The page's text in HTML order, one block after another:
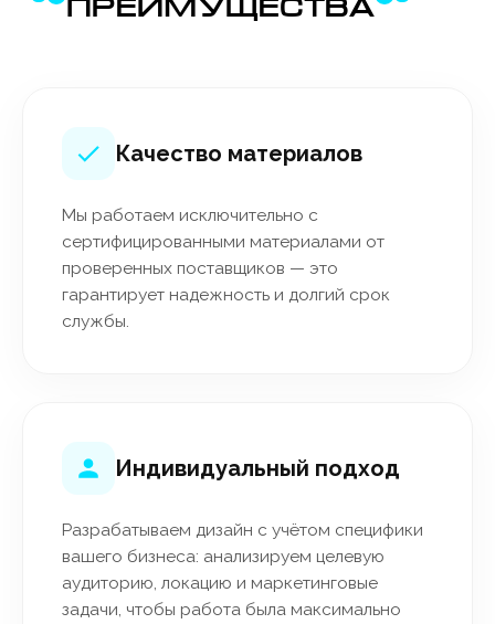
ПРЕИМУЩЕСТВА
Качество материалов
Мы работаем исключительно с
сертифицированными материалами от
проверенных поставщиков — это
гарантирует надежность и долгий срок
службы.
Индивидуальный подход
Разрабатываем дизайн с учётом специфики
вашего бизнеса: анализируем целевую
аудиторию, локацию и маркетинговые
задачи, чтобы работа была максимально